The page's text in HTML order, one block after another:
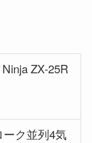
ZX-25R
ク並列4気